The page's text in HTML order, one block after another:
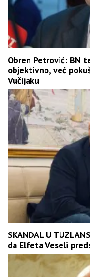
Obren Petrović: BN
objektivno, već
Vučijaku
SKANDAL U
da Elfeta Veseli